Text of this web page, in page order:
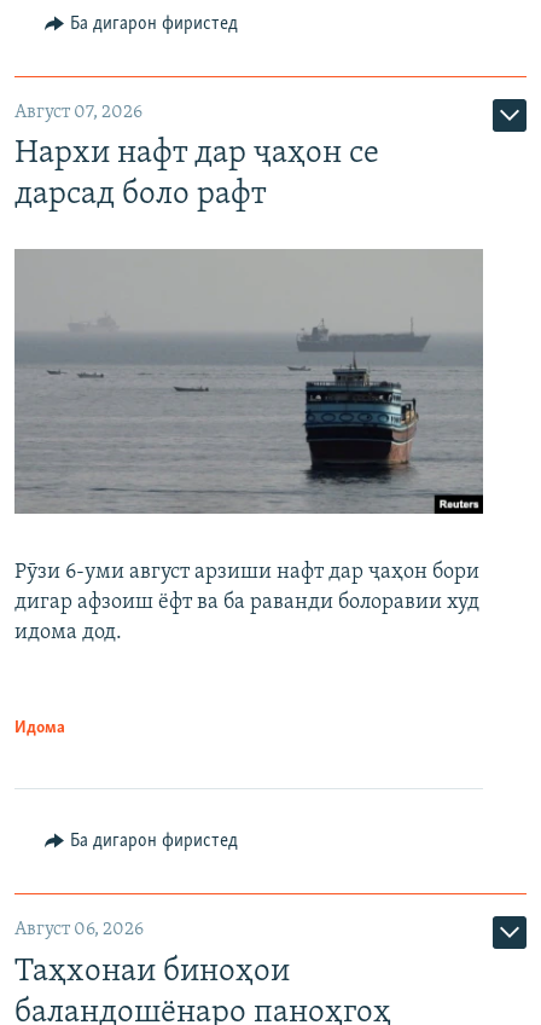
Ба дигарон фиристед
Август 07, 2026
Нархи нафт дар ҷаҳон се
дарсад боло рафт
Рӯзи 6-уми август арзиши нафт дар ҷаҳон бори
дигар афзоиш ёфт ва ба раванди болоравии худ
идома дод.
Идома
Ба дигарон фиристед
Август 06, 2026
Таҳхонаи биноҳои
баландошёнаро паноҳгоҳ